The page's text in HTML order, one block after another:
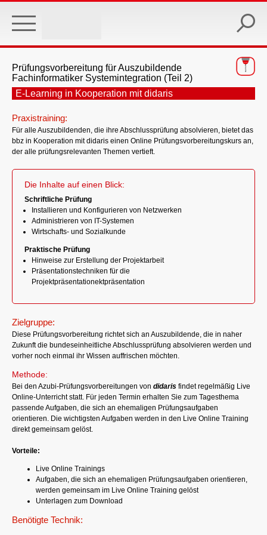
main
Prüfungsvorbereitung für Auszubildende
Fachinformatiker Systemintegration (Teil 2)
E-Learning in Kooperation mit didaris
Praxistraining:
Für alle Auszubildenden, die ihre Abschlussprüfung absolvieren, bietet das
bbz in Kooperation mit didaris einen Online Prüfungsvorbereitungskurs an,
der alle prüfungsrelevanten Themen vertieft.
Die Inhalte auf einen Blick:
Schriftliche Prüfung
Installieren und Konfigurieren von Netzwerken
Administrieren von IT-Systemen
Wirtschafts- und Sozialkunde
Praktische Prüfung
Hinweise zur Erstellung der Projektarbeit
Präsentationstechniken für die
Projektpräsentationektpräsentation
Zielgruppe:
Diese Prüfungsvorbereitung richtet sich an Auszubildende, die in naher
Zukunft die bundeseinheitliche Abschlussprüfung absolvieren werden und
vorher noch einmal ihr Wissen auffrischen möchten.
Methode:
Bei den Azubi-Prüfungsvorbereitungen von didaris findet regelmäßig Live
Online-Unterricht statt. Für jeden Termin erhalten Sie zum Tagesthema
passende Aufgaben, die sich an ehemaligen Prüfungsaufgaben
orientieren. Die wichtigsten Aufgaben werden in den Live Online Training
direkt gemeinsam gelöst.
Vorteile:
Live Online Trainings
Aufgaben, die sich an ehemaligen Prüfungsaufgaben orientieren,
werden gemeinsam im Live Online Training gelöst
Unterlagen zum Download
Benötigte Technik: